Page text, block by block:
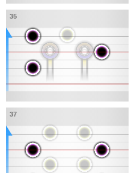
35
37